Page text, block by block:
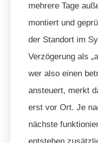
mehrere Tage
montiert und
der Standort im
Verzögerung als
wer also einen
ansteuert, merkt
erst vor Ort. Je
nächste